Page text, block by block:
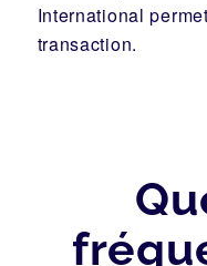
International
transaction.